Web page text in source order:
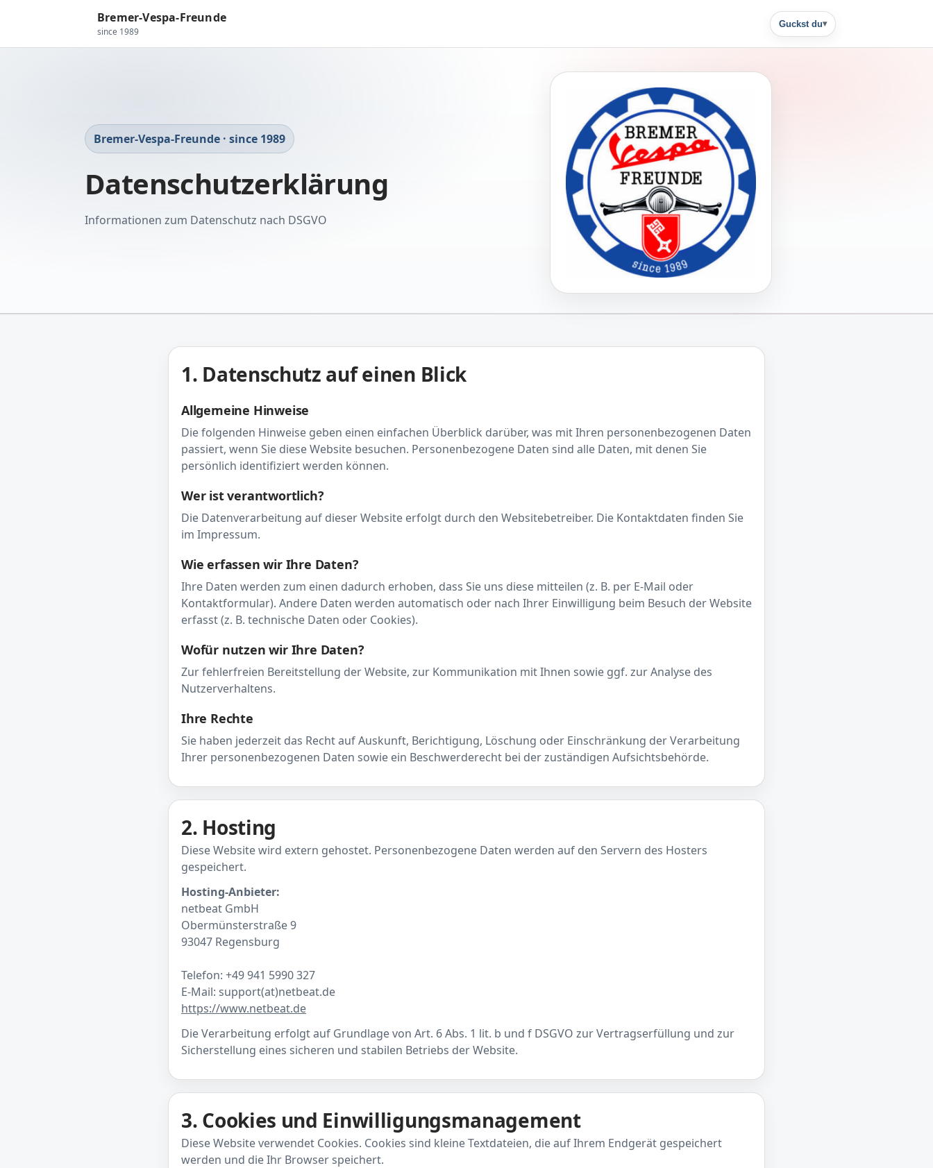
Bremer-Vespa-Freunde
since 1989
Guckst du▾
Bremer-Vespa-Freunde · since 1989
Datenschutzerklärung
Informationen zum Datenschutz nach DSGVO
1. Datenschutz auf einen Blick
Allgemeine Hinweise
Die folgenden Hinweise geben einen einfachen Überblick darüber, was mit Ihren personenbezogenen Daten
passiert, wenn Sie diese Website besuchen. Personenbezogene Daten sind alle Daten, mit denen Sie
persönlich identifiziert werden können.
Wer ist verantwortlich?
Die Datenverarbeitung auf dieser Website erfolgt durch den Websitebetreiber. Die Kontaktdaten finden Sie
im Impressum.
Wie erfassen wir Ihre Daten?
Ihre Daten werden zum einen dadurch erhoben, dass Sie uns diese mitteilen (z. B. per E-Mail oder
Kontaktformular). Andere Daten werden automatisch oder nach Ihrer Einwilligung beim Besuch der Website
erfasst (z. B. technische Daten oder Cookies).
Wofür nutzen wir Ihre Daten?
Zur fehlerfreien Bereitstellung der Website, zur Kommunikation mit Ihnen sowie ggf. zur Analyse des
Nutzerverhaltens.
Ihre Rechte
Sie haben jederzeit das Recht auf Auskunft, Berichtigung, Löschung oder Einschränkung der Verarbeitung
Ihrer personenbezogenen Daten sowie ein Beschwerderecht bei der zuständigen Aufsichtsbehörde.
2. Hosting
Diese Website wird extern gehostet. Personenbezogene Daten werden auf den Servern des Hosters
gespeichert.
Hosting-Anbieter:
netbeat GmbH
Obermünsterstraße 9
93047 Regensburg
Telefon: +49 941 5990 327
E-Mail: support(at)netbeat.de
https://www.netbeat.de
Die Verarbeitung erfolgt auf Grundlage von Art. 6 Abs. 1 lit. b und f DSGVO zur Vertragserfüllung und zur
Sicherstellung eines sicheren und stabilen Betriebs der Website.
3. Cookies und Einwilligungsmanagement
Diese Website verwendet Cookies. Cookies sind kleine Textdateien, die auf Ihrem Endgerät gespeichert
werden und die Ihr Browser speichert.